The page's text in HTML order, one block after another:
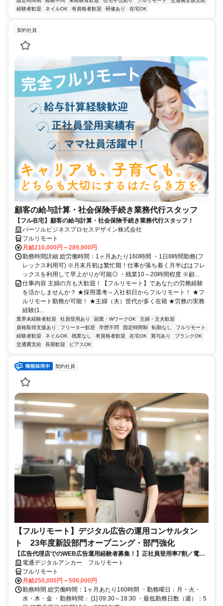
経験者歓迎
ネイルOK 有資格者歓迎 研修あり 在宅OK
契約社員
顧客の給与計算・社会保険手続き業務代行スタッフ
【フル在宅】顧客の給与計算・社会保険手続き業務代行スタッフ！
パーソルビジネスプロセスデザイン株式会社
フルリモート
月給210,000円～289,900円
勤務時間詳細 総労働時間：1ヶ月あたり160時間 ・1日8時間勤務(フ
レックス利用可) ※月末月初は繁忙期！仕事が落ち着く月半ばはフレ
ックスを利用して早上がりが可能◎ ・残業10～20時間程度 ※顧...
仕事内容 主婦の方も大歓迎！【フルリモート】であなたの労務経験
を活かしませんか？ ★採用選考～入社初日からフルリモート！ ★フ
ルリモート勤務が可能！ ★主婦（夫）世代が多く在籍 ★労務の実務
経験(1...
業界未経験者歓迎 社員登用あり 副業・WワークOK
主婦・主夫歓迎
資格取得支援あり
フリーター歓迎 学歴不問 固定時間制 転勤なし
フルリモート
経験者歓迎
ネイルOK 残業なし 有資格者歓迎 在宅OK 賞与あり
ブランクOK
交通費支給
長期歓迎 ピアスOK
契約社員
【フルリモート】デジタル広告の運用コンサルタン
ト 23年度新設部門オープニング・部門強化
【広告代理店でのWEB広告運用経験者募集！】正社員登用率7割／電通
G／全国×完全在宅／年休126日・土日祝休み／残業月平均4時間19分
電通デジタルアンカー フルリモート
フルリモート
月給250,000円～500,000円
勤務時間 総労働時間：1ヶ月あたり160時間 ・勤務曜日：月・火・
水・木・金 ・勤務時間： [1] 09:30～18:30 ・最低勤務日数（週）：5